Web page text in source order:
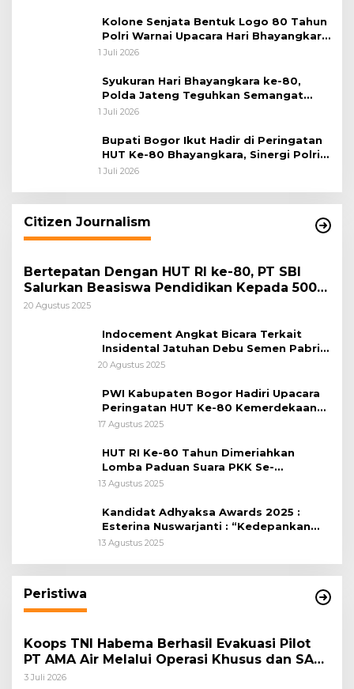
Kolone Senjata Bentuk Logo 80 Tahun
Polri Warnai Upacara Hari Bhayangkara
ke-80
1 Juli 2026
Syukuran Hari Bhayangkara ke-80,
Polda Jateng Teguhkan Semangat
Pengabdian dan Pererat Kebersamaan
1 Juli 2026
Bupati Bogor Ikut Hadir di Peringatan
HUT Ke-80 Bhayangkara, Sinergi Polri
dan Pemkab Bogor Jadi Kunci Menjaga
1 Juli 2026
Citizen Journalism
Bertepatan Dengan HUT RI ke-80, PT SBI
Salurkan Beasiswa Pendidikan Kepada 500
Pelajar
20 Agustus 2025
Indocement Angkat Bicara Terkait
Insidental Jatuhan Debu Semen Pabrik
Citeureup
20 Agustus 2025
PWI Kabupaten Bogor Hadiri Upacara
Peringatan HUT Ke-80 Kemerdekaan
RI, di Lapangan Tegar Beriman
17 Agustus 2025
HUT RI Ke-80 Tahun Dimeriahkan
Lomba Paduan Suara PKK Se-
Kabupaten Bogor
13 Agustus 2025
Kandidat Adhyaksa Awards 2025 :
Esterina Nuswarjanti : “Kedepankan
Keadilan Restoratif Wujudkan
13 Agustus 2025
Peristiwa
Koops TNI Habema Berhasil Evakuasi Pilot
PT AMA Air Melalui Operasi Khusus dan SAR
Taktis
3 Juli 2026